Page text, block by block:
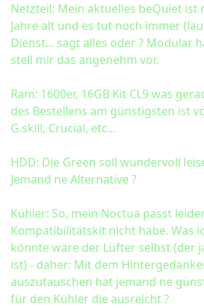
Netzteil: Mein aktuelles beQuiet ist
Jahre alt und es tut noch immer
Dienst... sagt alles oder ? Modular
stell mir das angenehm vor.
Ram: 1600er, 16GB Kit CL9 was
des Bestellens am günstigsten ist
G.skill, Crucial, etc...
HDD: Die Green soll wundervoll
Jemand ne Alternative ?
Kühler: So, mein Noctua passt
Kompatibilitätskit nicht habe. Was
könnte wäre der Lüfter selbst (der
ist) - daher: Mit dem
auszutauschen hat jemand ne
für den Kühler die ausreicht ?